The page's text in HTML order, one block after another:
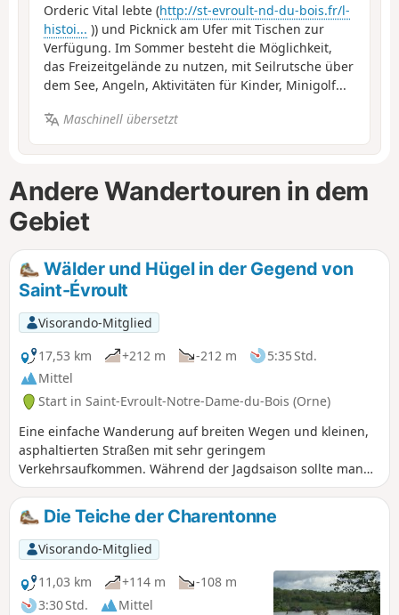
Orderic Vital lebte (http://st-evroult-nd-du-bois.fr/l-
histoi... )) und Picknick am Ufer mit Tischen zur
Verfügung. Im Sommer besteht die Möglichkeit,
das Freizeitgelände zu nutzen, mit Seilrutsche über
dem See, Angeln, Aktivitäten für Kinder, Minigolf...
Maschinell übersetzt
Andere Wandertouren in dem
Gebiet
Wälder und Hügel in der Gegend von
Saint-Évroult
Visorando-Mitglied
17,53 km
+212 m -212 m
5:35 Std.
Mittel
Start in Saint-Evroult-Notre-Dame-du-Bois (Orne)
Eine einfache Wanderung auf breiten Wegen und kleinen,
asphaltierten Straßen mit sehr geringem
Verkehrsaufkommen. Während der Jagdsaison sollte man
diese Strecke meiden, da der öffentliche Weg durch private
Wälder führt, die für die Jagd genutzt werden. Zahlreiche
Schilder weisen darauf hin, und auf diesem Abschnitt ist es
nicht möglich, die vorgeschlagene Route zu verlassen. Bitte
beachten Sie die notwendige Änderung ab dem Punkt (9)
aufgrund von Veränderungen im Gelände am 16.
September 2019.
Die Teiche der Charentonne
Visorando-Mitglied
11,03 km
+114 m
-108 m
3:30 Std.
Mittel